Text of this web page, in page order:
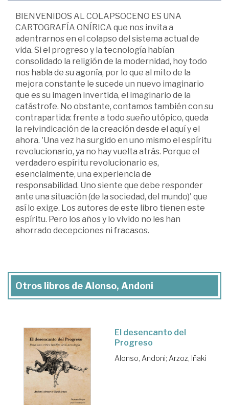
BIENVENIDOS AL COLAPSOCENO ES UNA
CARTOGRAFÍA ONÍRICA que nos invita a
adentrarnos en el colapso del sistema actual de
vida. Si el progreso y la tecnología habían
consolidado la religión de la modernidad, hoy todo
nos habla de su agonía, por lo que al mito de la
mejora constante le sucede un nuevo imaginario
que es su imagen invertida, el imaginario de la
catástrofe. No obstante, contamos también con su
contrapartida: frente a todo sueño utópico, queda
la reivindicación de la creación desde el aquí y el
ahora. 'Una vez ha surgido en uno mismo el espíritu
revolucionario, ya no hay vuelta atrás. Porque el
verdadero espíritu revolucionario es,
esencialmente, una experiencia de
responsabilidad. Uno siente que debe responder
ante una situación (de la sociedad, del mundo)' que
así lo exige. Los autores de este libro tienen este
espíritu. Pero los años y lo vivido no les han
ahorrado decepciones ni fracasos.
Otros libros de Alonso, Andoni
El desencanto del
Progreso
Alonso, Andoni; Arzoz, Iñaki